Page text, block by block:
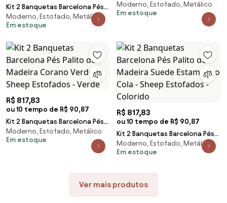
Kit 2 Banquetas Barcelona Pés
Palito de Madeira Corano
Amarula - Sheep Estofados -
Moderno, Estofado, Metálico
Em estoque
Palito de Madeira Corano Preto
- Sheep Estofados - Preto
Moderno, Estofado, Metálico
Em estoque
R$ 817,83
ou 10 tempo de R$ 90,87
Kit 2 Banquetas Barcelona Pés
Palito de Madeira Corano Verde
- Sheep Estofados - Verde
Moderno, Estofado, Metálico
Em estoque
R$ 817,83
ou 10 tempo de R$ 90,87
Kit 2 Banquetas Barcelona Pés
Palito de Madeira Suede
Estampado Cola - Sheep
Moderno, Estofado, Metálico
Em estoque
Ver mais produtos